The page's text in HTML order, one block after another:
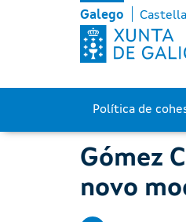
Gómez
Skip to Main Content
Galego
Política de
Gómez
novo